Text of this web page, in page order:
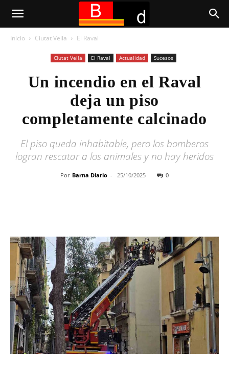
Inicio Ciutat Vella El Raval
Ciutat Vella El Raval Actualidad Sucesos
Un incendio en el Raval
deja un piso
completamente calcinado
El piso queda inhabitable, pero los bomberos
logran rescatar a los animales y no hay heridos
Por Barna Diario - 25/10/2025 0